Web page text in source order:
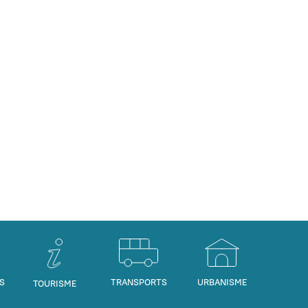
TOURISME TRANSPORTS URBANISME